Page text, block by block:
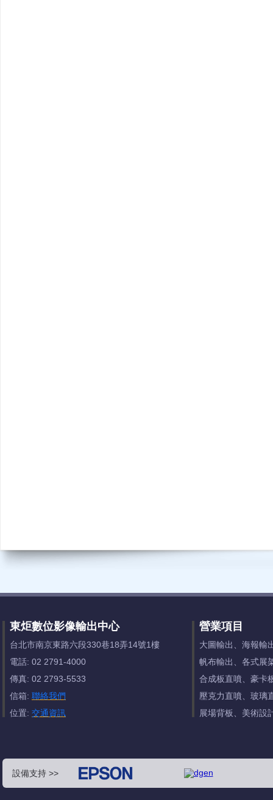
東炬數位影像輸出中心
台北市南京東路六段330巷18弄14號1樓
電話: 02 2791-4000
傳真: 02 2793-5533
信箱: 聯絡我們
位置: 交通資訊
營業項目
大圖輸出、海報輸
帆布輸出、各式展
合成板直噴、豪卡
壓克力直噴、玻璃
展場背板、美術設
設備支持 >>